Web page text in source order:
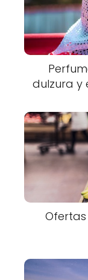
dulzura y